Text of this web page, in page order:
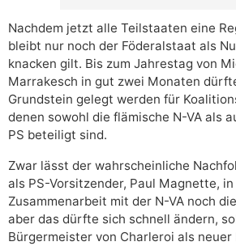
Nachdem jetzt alle Teilstaaten eine
bleibt nur noch der Föderalstaat als
knacken gilt. Bis zum Jahrestag von
Marrakesch in gut zwei Monaten
Grundstein gelegt werden für
denen sowohl die flämische N-VA als
PS beteiligt sind.
Zwar lässt der wahrscheinliche
als PS-Vorsitzender, Paul Magnette,
Zusammenarbeit mit der N-VA noch
aber das dürfte sich schnell ändern,
Bürgermeister von Charleroi als